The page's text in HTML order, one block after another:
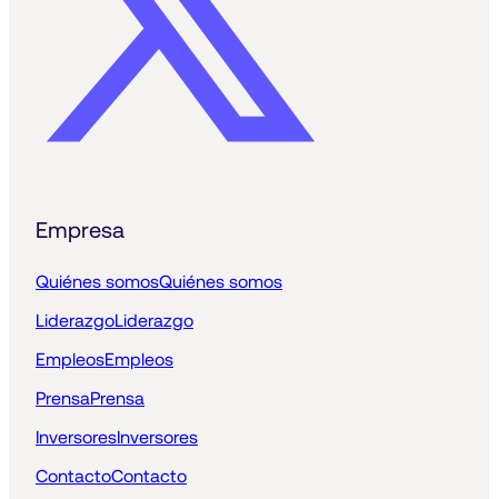
Empresa
Quiénes somosQuiénes somos
LiderazgoLiderazgo
EmpleosEmpleos
PrensaPrensa
InversoresInversores
ContactoContacto